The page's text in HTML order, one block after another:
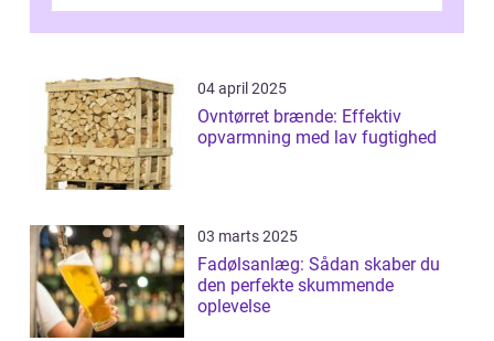
04 april 2025
Ovntørret brænde: Effektiv
opvarmning med lav fugtighed
03 marts 2025
Fadølsanlæg: Sådan skaber du
den perfekte skummende
oplevelse